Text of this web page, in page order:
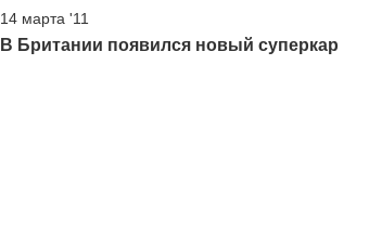
14 марта '11
В Британии появился новый суперкар